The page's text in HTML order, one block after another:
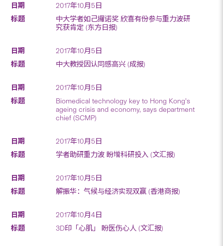
2017年10月5日
中大学者如己攞诺奖 欣喜有份参与重力波研
究获肯定 (东方日报)
2017年10月5日
中大教授因认同感高兴 (成报)
2017年10月5日
Biomedical technology key to Hong Kong’s
ageing crisis and economy, says department
chief (SCMP)
2017年10月5日
学者助研重力波 盼增科研投入 (文汇报)
2017年10月5日
解振华：气候与经济实现双赢 (香港商报)
2017年10月4日
3D印「心肌」 盼医伤心人 (文汇报)